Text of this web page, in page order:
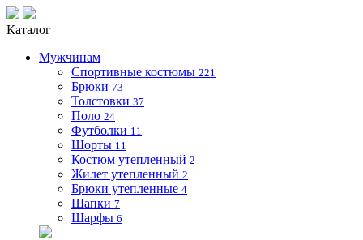
Каталог
Мужчинам
Спортивные костюмы 221
Брюки 73
Толстовки 37
Поло 24
Футболки 11
Шорты 11
Костюм утепленный 2
Жилет утепленный 2
Брюки утепленные 4
Шапки 7
Шарфы 6